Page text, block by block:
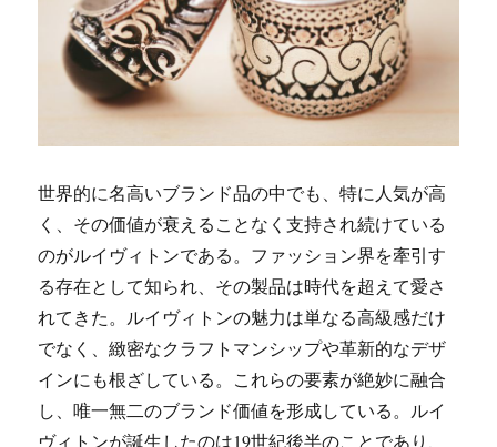
世界的に名高いブランド品の中でも、特に人気が高
く、その価値が衰えることなく支持され続けている
のがルイヴィトンである。 ファッション界を牽引す
る存在として知られ、その製品は時代を超えて愛さ
れてきた。ルイヴィトンの魅力は単なる高級感だけ
でなく、緻密なクラフトマンシップや革新的なデザ
インにも根ざしている。これらの要素が絶妙に融合
し、唯一無二のブランド価値を形成している。ルイ
ヴィトンが誕生したのは19世紀後半のことであり、